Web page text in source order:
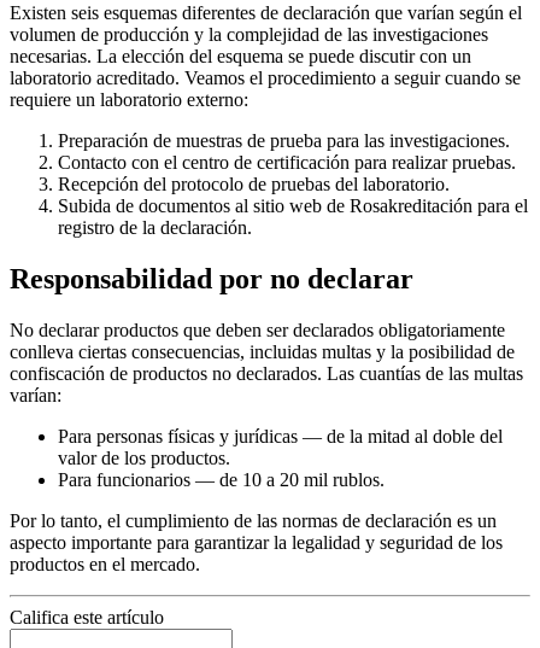
Existen seis esquemas diferentes de declaración que varían según el
volumen de producción y la complejidad de las investigaciones
necesarias. La elección del esquema se puede discutir con un
laboratorio acreditado. Veamos el procedimiento a seguir cuando se
requiere un laboratorio externo:
Preparación de muestras de prueba para las investigaciones.
Contacto con el centro de certificación para realizar pruebas.
Recepción del protocolo de pruebas del laboratorio.
Subida de documentos al sitio web de Rosakreditación para el
registro de la declaración.
Responsabilidad por no declarar
No declarar productos que deben ser declarados obligatoriamente
conlleva ciertas consecuencias, incluidas multas y la posibilidad de
confiscación de productos no declarados. Las cuantías de las multas
varían:
Para personas físicas y jurídicas — de la mitad al doble del
valor de los productos.
Para funcionarios — de 10 a 20 mil rublos.
Por lo tanto, el cumplimiento de las normas de declaración es un
aspecto importante para garantizar la legalidad y seguridad de los
productos en el mercado.
Califica este artículo